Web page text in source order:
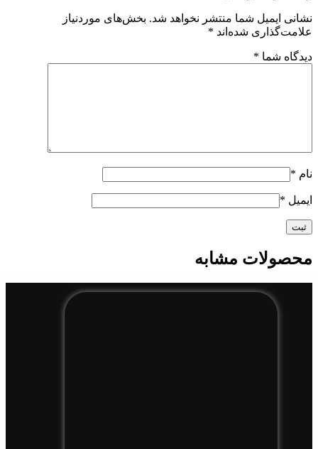
نشانی ایمیل شما منتشر نخواهد شد. بخش‌های موردنیاز
علامت‌گذاری شده‌اند *
دیدگاه شما *
نام *
ایمیل *
محصولات مشابه